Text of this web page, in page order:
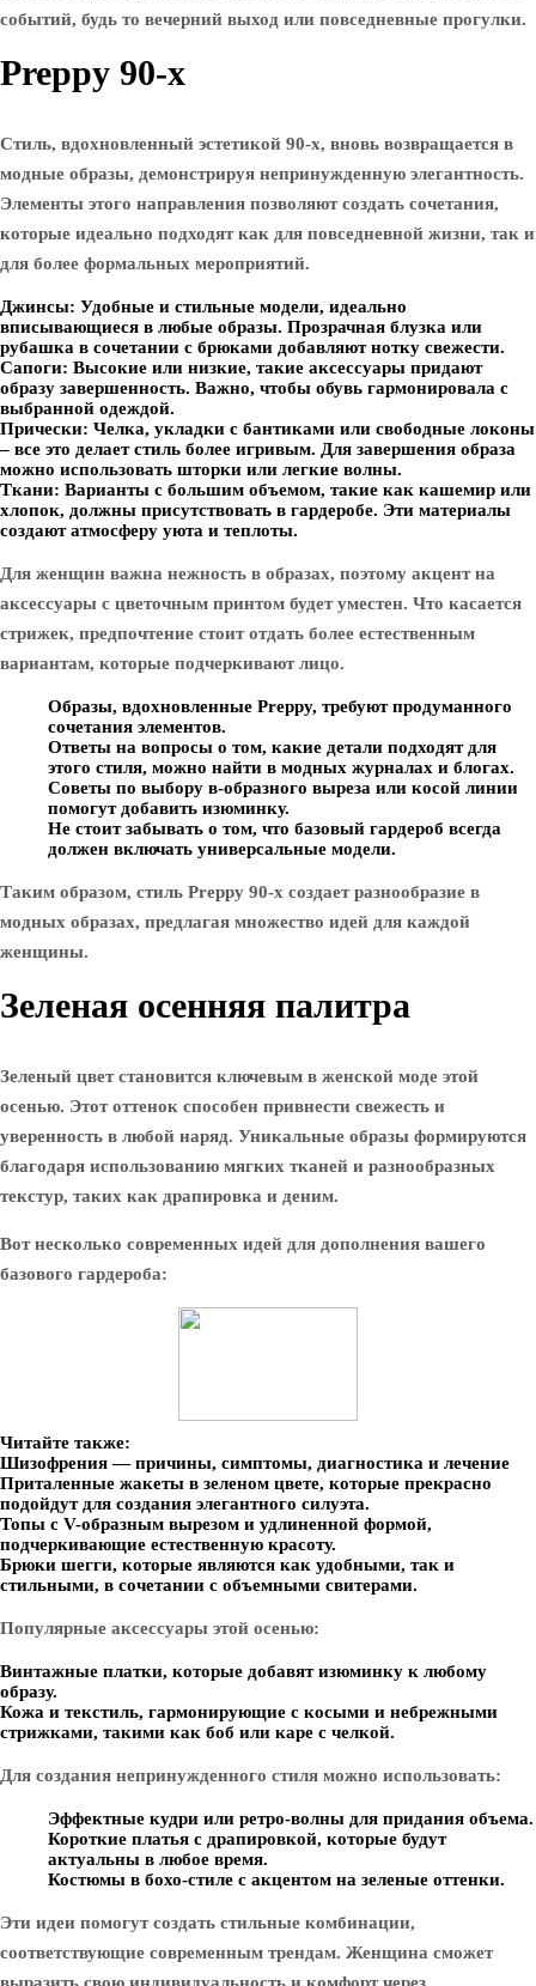
событий, будь то вечерний выход или повседневные прогулки.
Preppy 90-х
Стиль, вдохновленный эстетикой 90-х, вновь возвращается в
модные образы, демонстрируя непринужденную элегантность.
Элементы этого направления позволяют создать сочетания,
которые идеально подходят как для повседневной жизни, так и
для более формальных мероприятий.
Джинсы: Удобные и стильные модели, идеально
вписывающиеся в любые образы. Прозрачная блузка или
рубашка в сочетании с брюками добавляют нотку свежести.
Сапоги: Высокие или низкие, такие аксессуары придают
образу завершенность. Важно, чтобы обувь гармонировала с
выбранной одеждой.
Прически: Челка, укладки с бантиками или свободные локоны
– все это делает стиль более игривым. Для завершения образа
можно использовать шторки или легкие волны.
Ткани: Варианты с большим объемом, такие как кашемир или
хлопок, должны присутствовать в гардеробе. Эти материалы
создают атмосферу уюта и теплоты.
Для женщин важна нежность в образах, поэтому акцент на
аксессуары с цветочным принтом будет уместен. Что касается
стрижек, предпочтение стоит отдать более естественным
вариантам, которые подчеркивают лицо.
Образы, вдохновленные Preppy, требуют продуманного
сочетания элементов.
Ответы на вопросы о том, какие детали подходят для
этого стиля, можно найти в модных журналах и блогах.
Советы по выбору в-образного выреза или косой линии
помогут добавить изюминку.
Не стоит забывать о том, что базовый гардероб всегда
должен включать универсальные модели.
Таким образом, стиль Preppy 90-х создает разнообразие в
модных образах, предлагая множество идей для каждой
женщины.
Зеленая осенняя палитра
Зеленый цвет становится ключевым в женской моде этой
осенью. Этот оттенок способен привнести свежесть и
уверенность в любой наряд. Уникальные образы формируются
благодаря использованию мягких тканей и разнообразных
текстур, таких как драпировка и деним.
Вот несколько современных идей для дополнения вашего
базового гардероба:
Читайте также:
Шизофрения — причины, симптомы, диагностика и лечение
Приталенные жакеты в зеленом цвете, которые прекрасно
подойдут для создания элегантного силуэта.
Топы с V-образным вырезом и удлиненной формой,
подчеркивающие естественную красоту.
Брюки шегги, которые являются как удобными, так и
стильными, в сочетании с объемными свитерами.
Популярные аксессуары этой осенью:
Винтажные платки, которые добавят изюминку к любому
образу.
Кожа и текстиль, гармонирующие с косыми и небрежными
стрижками, такими как боб или каре с челкой.
Для создания непринужденного стиля можно использовать:
Эффектные кудри или ретро-волны для придания объема.
Короткие платья с драпировкой, которые будут
актуальны в любое время.
Костюмы в бохо-стиле с акцентом на зеленые оттенки.
Эти идеи помогут создать стильные комбинации,
соответствующие современным трендам. Женщина сможет